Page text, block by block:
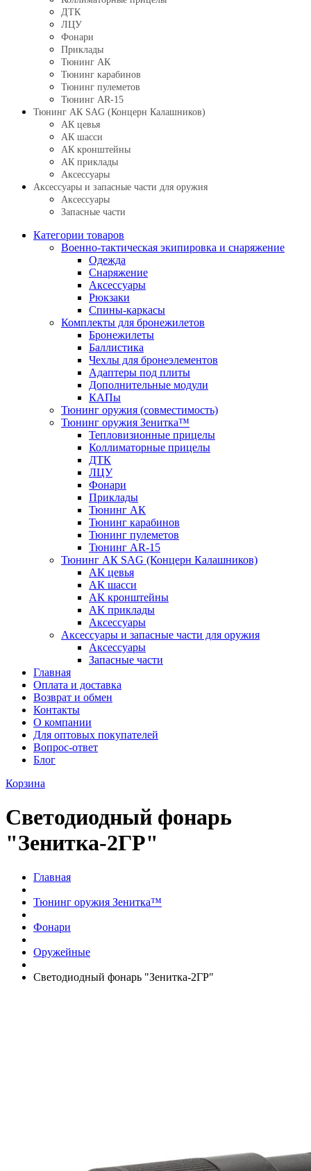
ДТК
ЛЦУ
Фонари
Приклады
Тюнинг АК
Тюнинг карабинов
Тюнинг пулеметов
Тюнинг AR-15
Тюнинг АК SAG (Концерн Калашников)
АК цевья
АК шасси
АК кронштейны
АК приклады
Аксессуары
Аксессуары и запасные части для оружия
Аксессуары
Запасные части
Категории товаров
Военно-тактическая экипировка и снаряжение
Одежда
Снаряжение
Аксессуары
Рюкзаки
Спины-каркасы
Комплекты для бронежилетов
Бронежилеты
Баллистика
Чехлы для бронеэлементов
Адаптеры под плиты
Дополнительные модули
КАПы
Тюнинг оружия (совместимость)
Тюнинг оружия Зенитка™
Тепловизионные прицелы
Коллиматорные прицелы
ДТК
ЛЦУ
Фонари
Приклады
Тюнинг АК
Тюнинг карабинов
Тюнинг пулеметов
Тюнинг AR-15
Тюнинг АК SAG (Концерн Калашников)
АК цевья
АК шасси
АК кронштейны
АК приклады
Аксессуары
Аксессуары и запасные части для оружия
Аксессуары
Запасные части
Главная
Оплата и доставка
Возврат и обмен
Контакты
О компании
Для оптовых покупателей
Вопрос-ответ
Блог
Корзина
Светодиодный фонарь
"Зенитка-2ГР"
Главная
Тюнинг оружия Зенитка™
Фонари
Оружейные
Светодиодный фонарь "Зенитка-2ГР"